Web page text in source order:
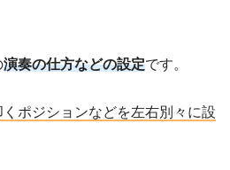
演奏の仕方などの設定です。
ポジションなどを左右別々に設